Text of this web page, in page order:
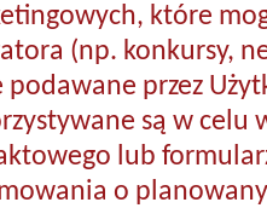
które
(np. konkursy,
podawane przez
są w celu
lub
o